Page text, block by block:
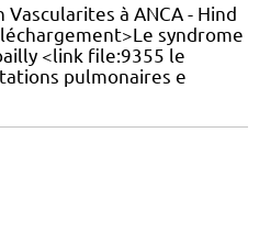
à ANCA - Hind
syndrome
<link file:9355 le
pulmonaires e